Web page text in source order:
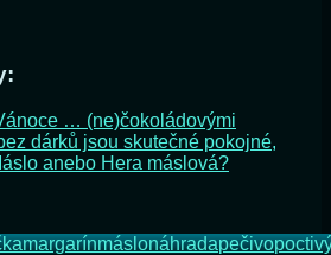
… (ne)čokoládovými
dárků jsou skutečné pokojné,
anebo Hera máslová?
margarínmáslonáhradapečivo